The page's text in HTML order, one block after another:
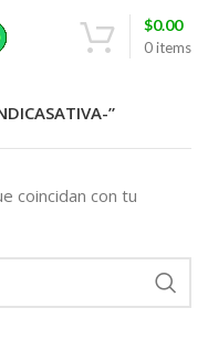
0items
$0.00
”
coincidan con tu